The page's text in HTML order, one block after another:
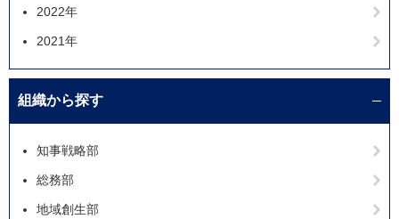
2022年
2021年
組織から探す
知事戦略部
総務部
地域創生部